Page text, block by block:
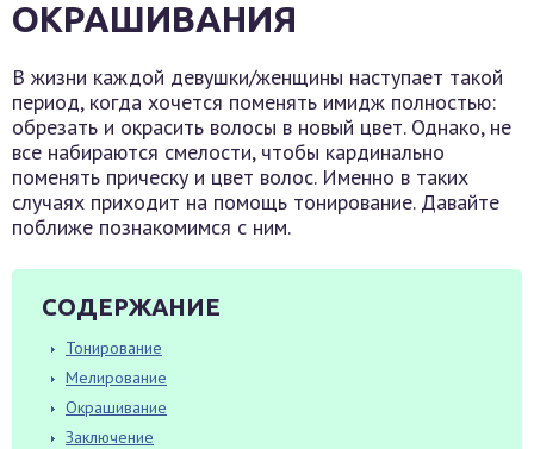
ОКРАШИВАНИЯ
В жизни каждой девушки/женщины наступает такой
период, когда хочется поменять имидж полностью:
обрезать и окрасить волосы в новый цвет. Однако, не
все набираются смелости, чтобы кардинально
поменять прическу и цвет волос. Именно в таких
случаях приходит на помощь тонирование. Давайте
поближе познакомимся с ним.
СОДЕРЖАНИЕ
Тонирование
Мелирование
Окрашивание
Заключение